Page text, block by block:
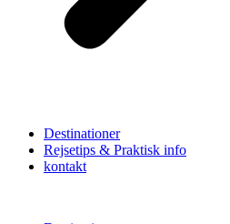
Destinationer
Rejsetips & Praktisk info
kontakt